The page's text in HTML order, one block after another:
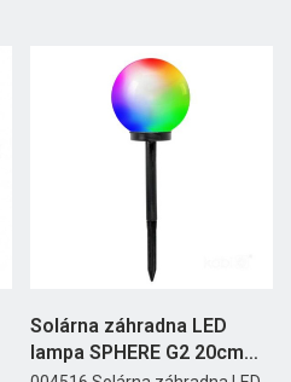
Solárna záhradna LED
lampa SPHERE G2 20cm